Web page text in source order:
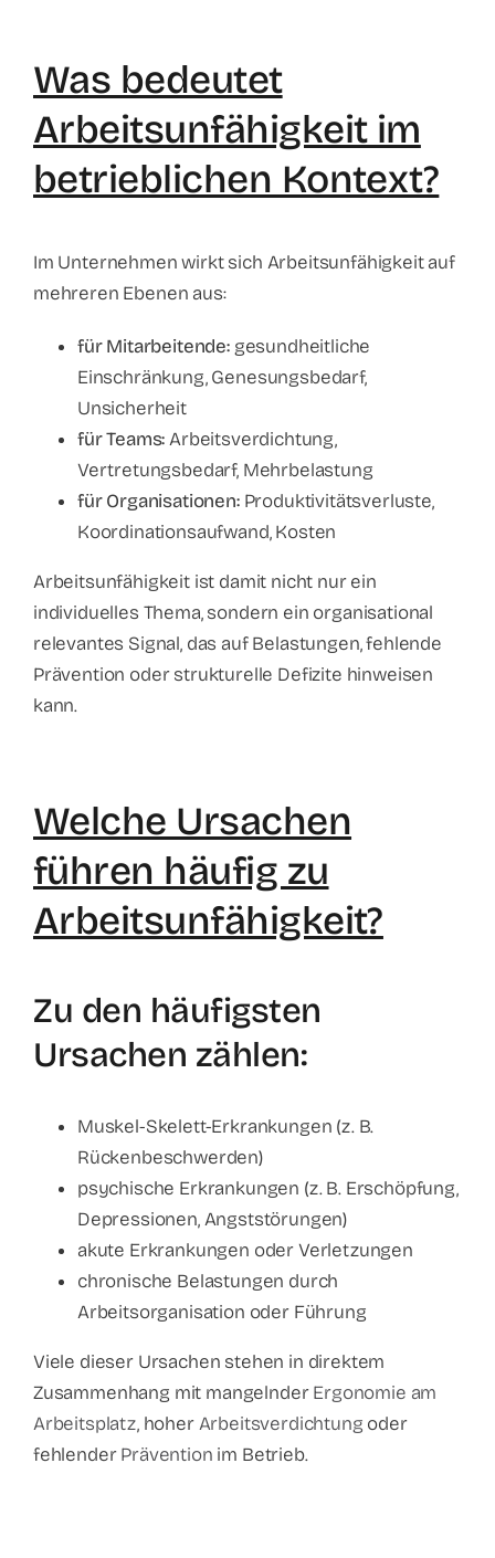
Was bedeutet
Arbeitsunfähigkeit im
betrieblichen Kontext?
Im Unternehmen wirkt sich Arbeitsunfähigkeit auf
mehreren Ebenen aus:
für Mitarbeitende:gesundheitliche
Einschränkung, Genesungsbedarf,
Unsicherheit
für Teams:Arbeitsverdichtung,
Vertretungsbedarf, Mehrbelastung
für Organisationen:Produktivitätsverluste,
Koordinationsaufwand, Kosten
Arbeitsunfähigkeit ist damit nicht nur ein
individuelles Thema, sondern ein organisational
relevantes Signal, das auf Belastungen, fehlende
Prävention oder strukturelle Defizite hinweisen
kann.
Welche Ursachen
führen häufig zu
Arbeitsunfähigkeit?
Zu den häufigsten
Ursachen zählen:
Muskel-Skelett-Erkrankungen (z. B.
Rückenbeschwerden)
psychische Erkrankungen (z. B. Erschöpfung,
Depressionen, Angststörungen)
akute Erkrankungen oder Verletzungen
chronische Belastungen durch
Arbeitsorganisation oder Führung
Viele dieser Ursachen stehen in direktem
Zusammenhang mit mangelnderErgonomie am
Arbeitsplatz, hoherArbeitsverdichtung oder
fehlenderPrävention im Betrieb.